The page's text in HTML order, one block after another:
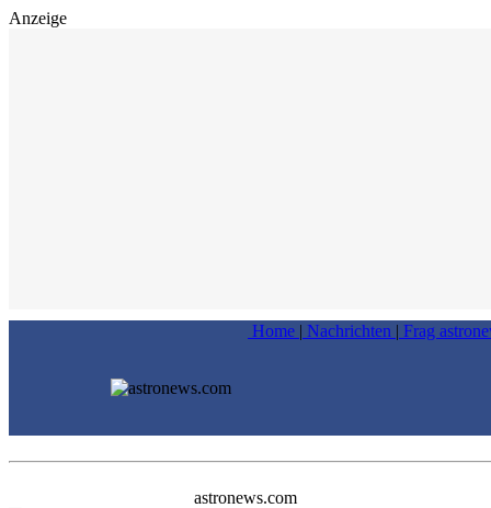
Anzeige
Home | Nachrichten | Frag
astronews.com